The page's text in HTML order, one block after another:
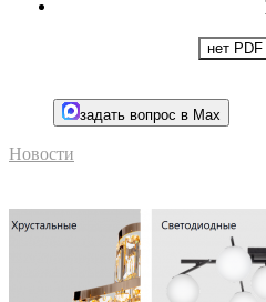
нет PDF
задать вопрос в Max
Новости